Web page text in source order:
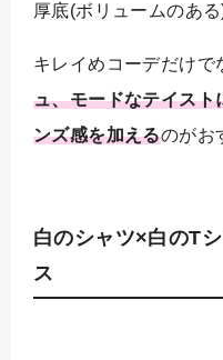
厚底(ボリュームのあ
キレイめコーデだけで
ュ、モードなテイスト
ンズ感を加えるのがお
白のシャツ×白のT
ス